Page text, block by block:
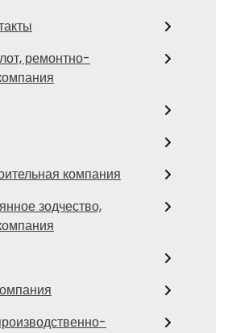
ремонтно-
компания
зодчество,